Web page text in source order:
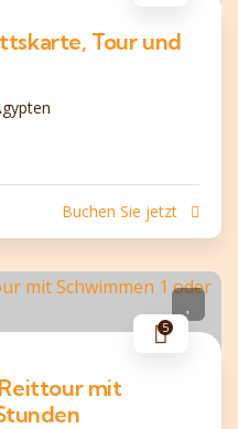
Tour und
Buchen Sie jetzt
5
mit